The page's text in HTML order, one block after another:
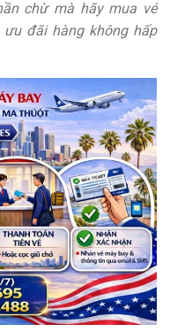
chừ mà hãy mua vé
đãi hàng không hấp